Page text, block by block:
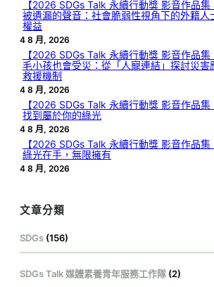
【2026 SDGs Talk 永續行動獎 影音作品集
被遺漏的聲音：社會脆弱性視角下的外籍人
權益
4 8 月, 2026
【2026 SDGs Talk 永續行動獎 影音作品集
毛小孩也會受災：從「人寵連結」探討災害
救援機制
4 8 月, 2026
【2026 SDGs Talk 永續行動獎 影音作品集
找到屬於你的綠光
4 8 月, 2026
【2026 SDGs Talk 永續行動獎 影音作品集
綠光在手，無限擁有
4 8 月, 2026
文章分類
SDGs (156)
SDGs Talk 媒體素養青年服務工作隊 (2)